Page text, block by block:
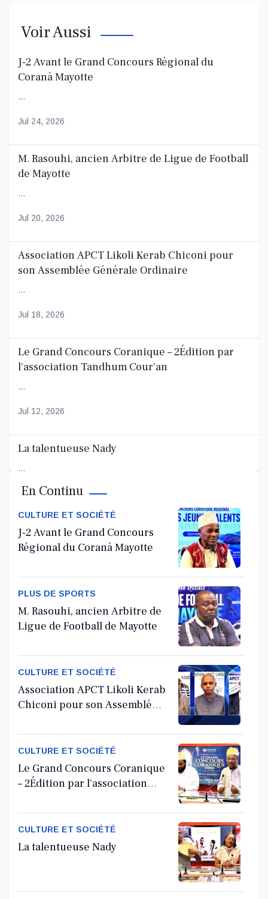
Voir Aussi
J-2 Avant le Grand Concours Régional du
Coranà Mayotte
...
Jul 24, 2026
M. Rasouhi, ancien Arbitre de Ligue de Football
de Mayotte
...
Jul 20, 2026
Association APCT Likoli Kerab Chiconi pour
son Assemblée Générale Ordinaire
...
Jul 18, 2026
Le Grand Concours Coranique – 2Édition par
l'association Tandhum Cour'an
...
Jul 12, 2026
La talentueuse Nady
...
Jul 11, 2026
En Continu
CULTURE ET SOCIÉTÉ
J-2 Avant le Grand Concours
Régional du Coranà Mayotte
PLUS DE SPORTS
M. Rasouhi, ancien Arbitre de
Ligue de Football de Mayotte
CULTURE ET SOCIÉTÉ
Association APCT Likoli Kerab
Chiconi pour son Assemblée
CULTURE ET SOCIÉTÉ
Le Grand Concours Coranique
– 2Édition par l'association
CULTURE ET SOCIÉTÉ
La talentueuse Nady